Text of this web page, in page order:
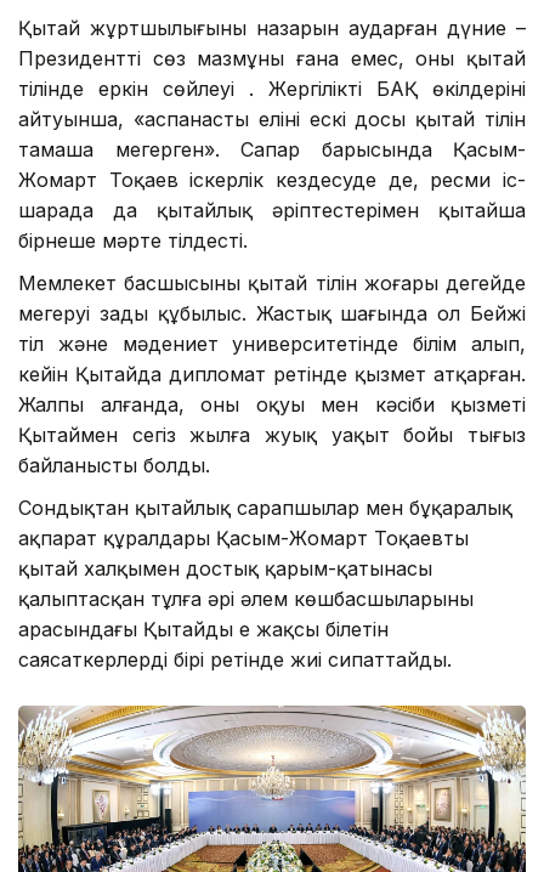
Қытай жұртшылығының назарын аударған дүние –
Президенттің сөз мазмұны ғана емес, оның қытай
тілінде еркін сөйлеуі . Жергілікті БАҚ өкілдерінің
айтуынша, «аспанасты елінің ескі досы қытай тілін
тамаша меңгерген». Сапар барысында Қасым-
Жомарт Тоқаев іскерлік кездесуде де, ресми іс-
шарада да қытайлық әріптестерімен қытайша
бірнеше мәрте тілдесті.
Мемлекет басшысының қытай тілін жоғары деңгейде
меңгеруі заңды құбылыс. Жастық шағында ол Бейжің
тіл және мәдениет университетінде білім алып,
кейін Қытайда дипломат ретінде қызмет атқарған.
Жалпы алғанда, оның оқуы мен кәсіби қызметі
Қытаймен сегіз жылға жуық уақыт бойы тығыз
байланысты болды.
Сондықтан қытайлық сарапшылар мен бұқаралық
ақпарат құралдары Қасым-Жомарт Тоқаевты
қытай халқымен достық қарым-қатынасы
қалыптасқан тұлға әрі әлем көшбасшыларының
арасындағы Қытайды ең жақсы білетін
саясаткерлердің бірі ретінде жиі сипаттайды.